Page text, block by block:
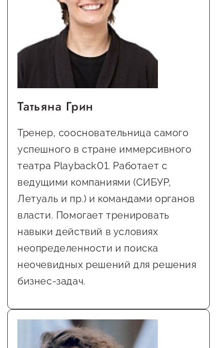
Татьяна Грин
Тренер, соосновательница самого
успешного в стране иммерсивного
театра Playback01. Работает с
ведущими компаниями (СИБУР,
Летуаль и пр.) и командами органов
власти. Помогает тренировать
навыки действий в условиях
неопределенности и поиска
неочевидных решений для решения
бизнес-задач.